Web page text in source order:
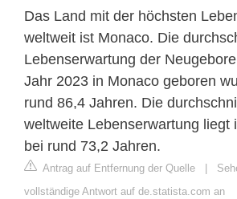
Das Land mit der höchsten
weltweit ist Monaco. Die
Lebenserwartung der
Jahr 2023 in Monaco geboren
rund 86,4 Jahren. Die
weltweite Lebenserwartung liegt
bei rund 73,2 Jahren.
Antrag auf Entfernung der Quelle
vollständige Antwort auf de.statista.com an